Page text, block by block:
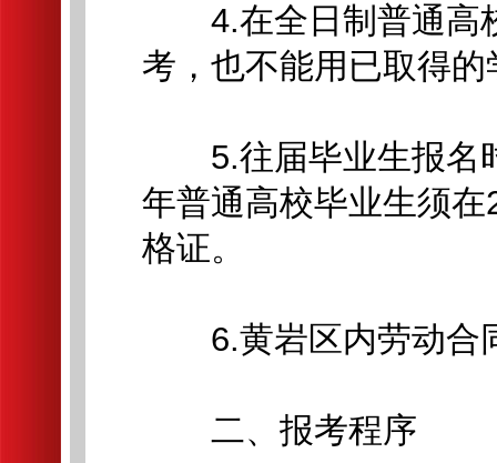
4.在全日制普通高
考，也不能用已取得
5.往届毕业生报名
年普通高校毕业生须
格证。
6.黄岩区内劳动合
二、报考程序